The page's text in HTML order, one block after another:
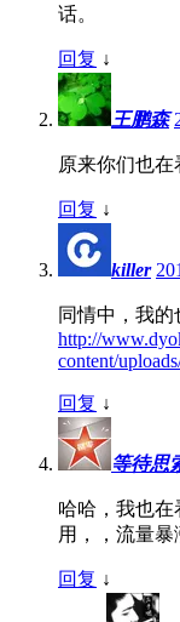
话。
回复 ↓
王鹏森
原来你们也
回复 ↓
killer
同情中，我
http://
content/
回复 ↓
等待思
哈哈，我也
用，，流量暴
回复 ↓